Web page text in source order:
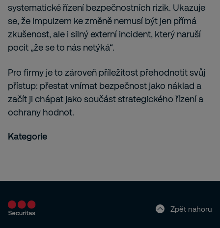
systematické řízení bezpečnostních rizik. Ukazuje
se, že impulzem ke změně nemusí být jen přímá
zkušenost, ale i silný externí incident, který naruší
pocit „že se to nás netýká“.
Pro firmy je to zároveň příležitost přehodnotit svůj
přístup: přestat vnímat bezpečnost jako náklad a
začít ji chápat jako součást strategického řízení a
ochrany hodnot.
Kategorie
Zpět nahoru